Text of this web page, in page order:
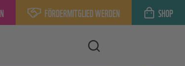
FÖRDERMITGLIED WERDEN SHOP